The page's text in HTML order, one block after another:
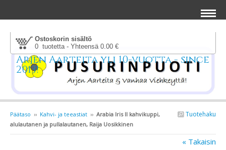
Ostoskorin sisältö
0 tuotetta - Yhteensä 0.00 €
Arjen Aarteita yli 10-vuotta - since
2013!
Tuotehaku
Päätaso ›› Kahvi- ja teeastiat ›› Arabia Iris II kahvikuppi,
alulautanen ja pullalautanen, Raija Uosikkinen
« Takaisin